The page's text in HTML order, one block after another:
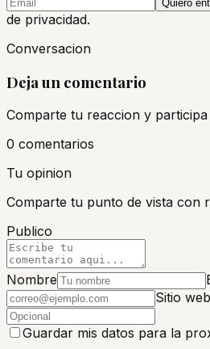
Quiero
de privacidad.
Conversacion
Deja un comentario
Comparte tu reaccion y
0 comentarios
Tu opinion
Comparte tu punto de vista con
Publico
Nombre
Sitio web
Guardar mis datos para la